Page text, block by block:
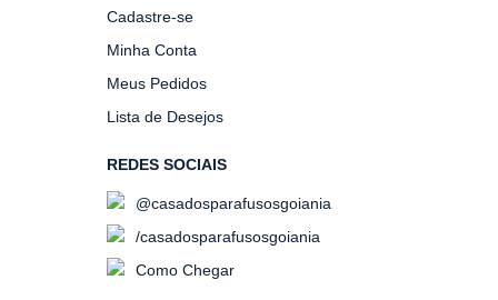
Cadastre-se
Minha Conta
Meus Pedidos
Lista de Desejos
REDES SOCIAIS
@casadosparafusosgoiania
/casadosparafusosgoiania
Como Chegar